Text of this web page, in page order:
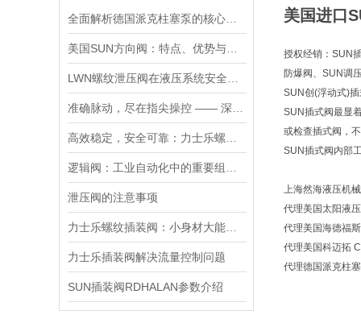
泄压阀的注意事项
力士乐插装阀解决流量控制问题
SUN插装阀RDHALAN参数介绍
美国进口
授权经销：SUN
防爆阀、SUN调
SUN创(浮动式)插
SUN插式阀最显
或检查插式阀，
SUN插式阀内部
上海然海液压机
代理美国太阳液
代理美国海德福
代理美国科迈拓
代理德国派克柱